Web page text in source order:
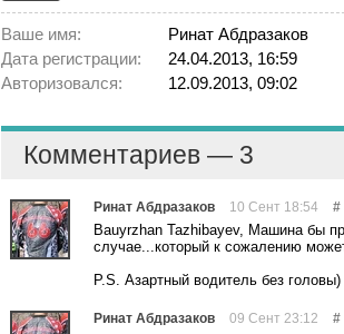
Ваше имя:
Ринат Абдразаков
Дата регистрации:
24.04.2013, 16:59
Авторизовался:
12.09.2013, 09:02
Комментариев — 3
Ринат Абдразаков 10 Сент 18:54 #
Bauyrzhan Tazhibayev, Машина бы
случае...который к сожалению
P.S. Азартный водитель без головы)
Ринат Абдразаков 09 Сент 23:12 #